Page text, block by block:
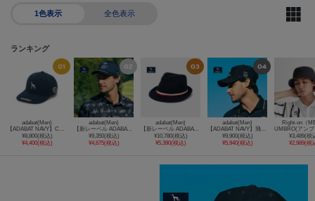
1色表示 全色表示
ランキング
adabat(Men)
¥8,800(税込)
¥4,400(税込)
adabat(Men)
【新レーベル ADABAT NAVY】サンデーズロゴキャップ
¥9,350(税込)
¥4,675(税込)
adabat(Men)
【新レーベル ADABAT NAVY】クールザブーンハット
¥10,780(税込)
¥5,390(税込)
adabat(Men)
¥9,900(税込)
¥5,940(税込)
Right-on（
¥3,489(税
¥2,989(税